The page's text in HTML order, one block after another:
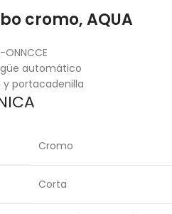
cromo, AQUA
automático
y portacadenilla
Cromo
Corta